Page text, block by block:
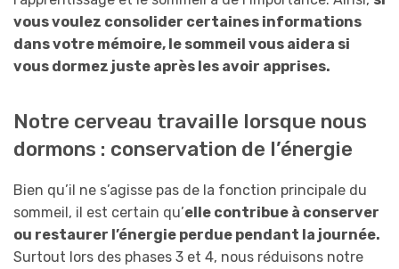
vous voulez consolider certaines informations
dans votre mémoire, le sommeil vous aidera si
vous dormez juste après les avoir apprises.
Notre cerveau travaille lorsque nous
dormons : conservation de l’énergie
Bien qu’il ne s’agisse pas de la fonction principale du
sommeil, il est certain qu’elle contribue à conserver
ou restaurer l’énergie perdue pendant la journée.
Surtout lors des phases 3 et 4, nous réduisons notre